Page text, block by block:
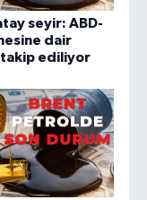
seyir: ABD-
dair
ediliyor